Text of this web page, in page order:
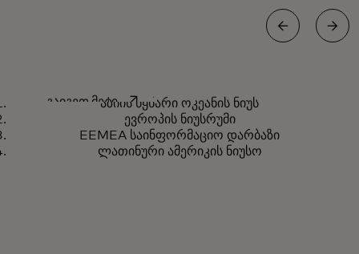
აზიის წყნარი ოკეანის ახალი
გაიგეთ მეტიopens in a new tab
აზიის წყნარი ოკეანის ნიუს
ევროპის ნიუსრუმი
EEMEA საინფორმაციო დარბაზი
ლათინური ამერიკის ნიუსო